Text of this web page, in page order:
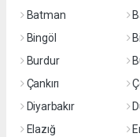
Batman
Bingöl
Burdur
Çankırı
Diyarbakır
Elazığ